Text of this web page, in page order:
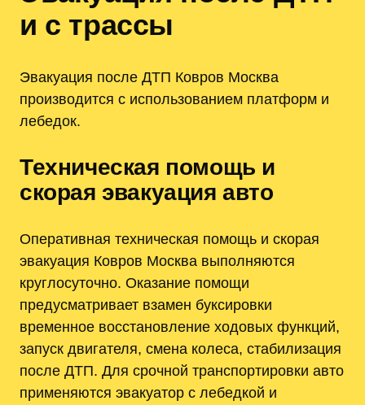
и с трассы
Эвакуация после ДТП Ковров Москва
производится с использованием платформ и
лебедок.
Техническая помощь и
скорая эвакуация авто
Оперативная техническая помощь и скорая
эвакуация Ковров Москва выполняются
круглосуточно. Оказание помощи
предусматривает взамен буксировки
временное восстановление ходовых функций,
запуск двигателя, смена колеса, стабилизация
после ДТП. Для срочной транспортировки авто
применяются эвакуатор с лебедкой и